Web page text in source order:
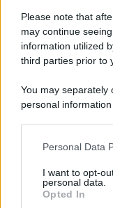
Please note that
may continue
information utilized
third parties prior to
You may separately
personal
This information
disclose it to other
Please note that
Personal Data
I want to opt-
personal data.
Opted In